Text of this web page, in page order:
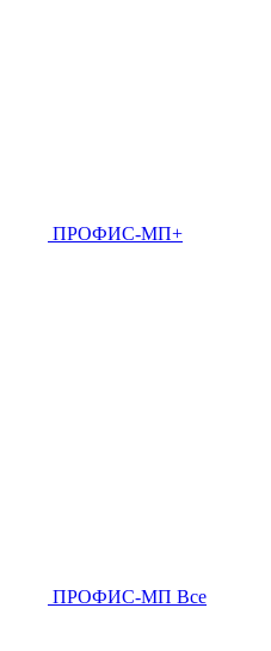
ПРОФИС-МП+
ПРОФИС-МП Все